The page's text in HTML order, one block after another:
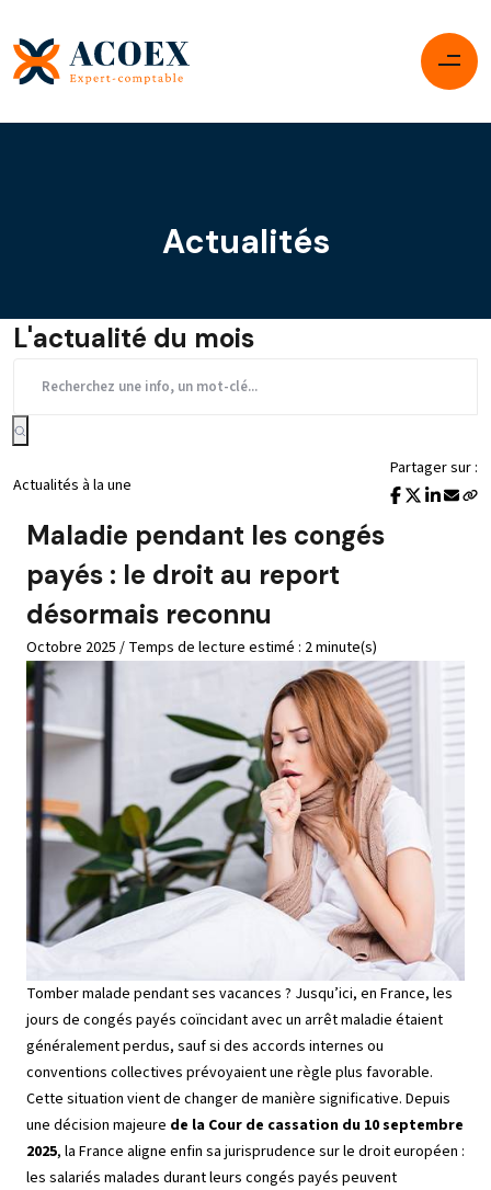
Actualités
L'actualité du mois
Actualités à la une
Partager sur :
Maladie pendant les congés
payés : le droit au report
désormais reconnu
Octobre 2025 / Temps de lecture estimé : 2 minute(s)
Tomber malade pendant ses vacances ? Jusqu’ici, en France, les
jours de congés payés coïncidant avec un arrêt maladie étaient
généralement perdus, sauf si des accords internes ou
conventions collectives prévoyaient une règle plus favorable.
Cette situation vient de changer de manière significative. Depuis
une décision majeure de la Cour de cassation du 10 septembre
2025, la France aligne enfin sa jurisprudence sur le droit européen :
les salariés malades durant leurs congés payés peuvent